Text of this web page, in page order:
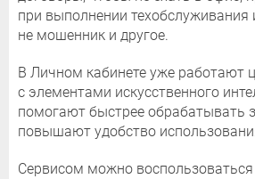
при выполнении техобслуживания
не мошенник и другое.
В Личном кабинете уже работают
с элементами искусственного
помогают быстрее обрабатывать
повышают удобство
Сервисом можно воспользоваться